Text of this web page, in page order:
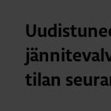
tilan